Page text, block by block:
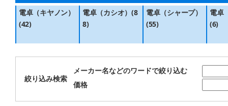
電卓（キヤノン）
(42)
電卓（カシオ）(8
8)
電卓（シャープ）
(55)
電卓
(6)
絞り込み検索
メーカー名などのワードで絞り込む
価格